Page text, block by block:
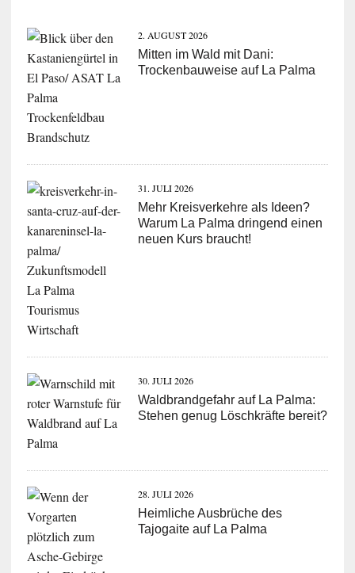
2. AUGUST 2026
Mitten im Wald mit Dani:
Trockenbauweise auf La Palma
31. JULI 2026
Mehr Kreisverkehre als Ideen?
Warum La Palma dringend einen
neuen Kurs braucht!
30. JULI 2026
Waldbrandgefahr auf La Palma:
Stehen genug Löschkräfte bereit?
28. JULI 2026
Heimliche Ausbrüche des
Tajogaite auf La Palma